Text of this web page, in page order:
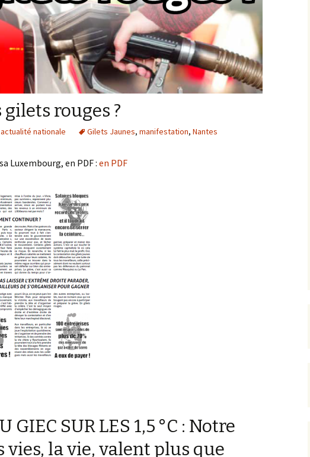
rouges ?
actualité nationale Gilets Jaunes, manifestation, Nantes
Luxembourg, en PDF : en PDF
GIEC SUR LES 1,5 °C : Notre
vies, la vie, valent plus que